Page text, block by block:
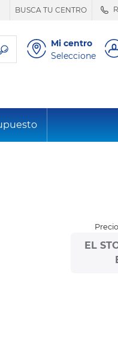
BUSCA TU CENTRO
Mi centro
Seleccione
EL